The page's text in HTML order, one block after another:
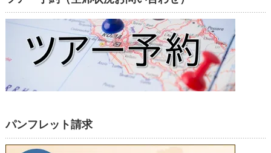
パンフレット請求